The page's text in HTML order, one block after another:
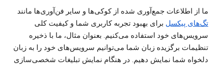
ما از اطلاعات جمع‌آوری شده از کوکی‌ها و سایر فن‌آوری‌ها مانند
تگ‌های پیکسل برای بهبود تجربه کاربری شما و کیفیت کلی
سرویس‌های خود استفاده می‌کنیم. بعنوان مثال، ما با ذخیره
تنظیمات برگزیده زبان شما می‌توانیم سرویس‌های خود را به زبان
دلخواه شما نمایش دهیم. در هنگام نمایش تبلیغات شخصی‌سازی